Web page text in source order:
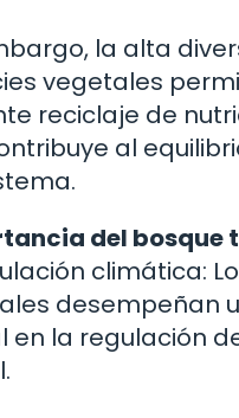
la alta
vegetales
reciclaje de
al
del bosque
climática:
desempeñan
en la regulación